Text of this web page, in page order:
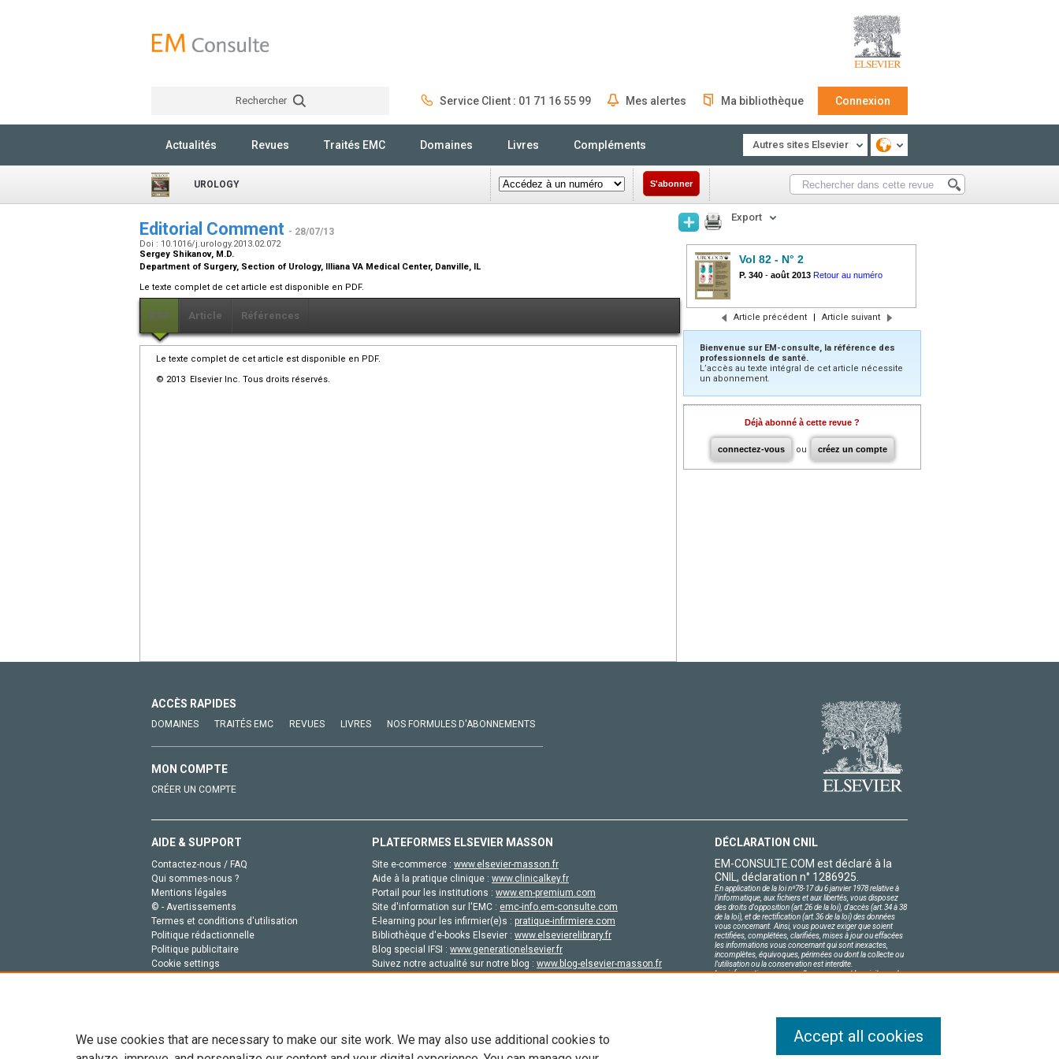
Rechercher Service Client : 01 71 16 55 99 Mes alertes Ma bibliothèque Connexion
Actualités Revues Traités EMC Domaines Livres Compléments Autres sites Elsevier
UROLOGY S'abonner
Editorial Comment - 28/07/13
Doi : 10.1016/j.urology.2013.02.072
Sergey Shikanov, M.D.
Department of Surgery, Section of Urology, Illiana VA Medical Center, Danville, IL
Le texte complet de cet article est disponible en PDF.
PDF Article Références
Le texte complet de cet article est disponible en PDF.
© 2013 Elsevier Inc. Tous droits réservés.
Export
Vol 82 - N° 2
P. 340 - août 2013 Retour au numéro
Article précédent | Article suivant
Bienvenue sur EM-consulte, la référence des
professionnels de santé.
L’accès au texte intégral de cet article nécessite
un abonnement.
Déjà abonné à cette revue ?
connectez-vous ou créez un compte
ACCÈS RAPIDES
DOMAINES TRAITÉS EMC REVUES LIVRES NOS FORMULES D'ABONNEMENTS
MON COMPTE
CRÉER UN COMPTE
AIDE & SUPPORT
Contactez-nous / FAQ
Qui sommes-nous ?
Mentions légales
© - Avertissements
Termes et conditions d'utilisation
Politique rédactionnelle
Politique publicitaire
Cookie settings
PLATEFORMES ELSEVIER MASSON
Site e-commerce : www.elsevier-masson.fr
Aide à la pratique clinique : www.clinicalkey.fr
Portail pour les institutions : www.em-premium.com
Site d'information sur l'EMC : emc-info.em-consulte.com
E-learning pour les infirmier(e)s : pratique-infirmiere.com
Bibliothèque d'e-books Elsevier : www.elsevierelibrary.fr
Blog special IFSI : www.generationelsevier.fr
Suivez notre actualité sur notre blog : www.blog-elsevier-masson.fr
DÉCLARATION CNIL
EM-CONSULTE.COM est déclaré à la
CNIL, déclaration n° 1286925.
En application de la loi nº78-17 du 6 janvier 1978 relative à
l'informatique, aux fichiers et aux libertés, vous disposez
des droits d'opposition (art.26 de la loi), d'accès (art.34 à 38
de la loi), et de rectification (art.36 de la loi) des données
vous concernant. Ainsi, vous pouvez exiger que soient
rectifiées, complétées, clarifiées, mises à jour ou effacées
les informations vous concernant qui sont inexactes,
incomplètes, équivoques, périmées ou dont la collecte ou
l'utilisation ou la conservation est interdite.
Les informations personnelles concernant les visiteurs de
We use cookies that are necessary to make our site work. We may also use additional cookies to
Accept all cookies